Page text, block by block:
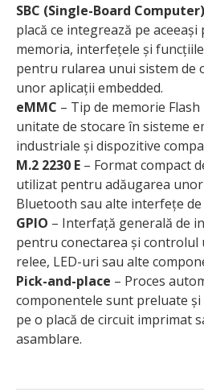
SBC (Single-Board Computer)
placă ce integrează pe
memoria, interfețele și
pentru rularea unui sistem de
unor aplicații embedded.
eMMC – Tip de memorie
unitate de stocare în sisteme
industriale și dispozitive
M.2 2230 E – Format compact
utilizat pentru adăugarea
Bluetooth sau alte interfețe de
GPIO – Interfață generală de
pentru conectarea și
relee, LED-uri sau alte
Pick-and-place – Proces
componentele sunt preluate
pe o placă de circuit imprimat
asamblare.